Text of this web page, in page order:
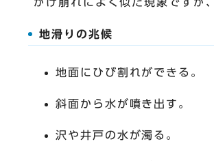
地滑りの兆候
地面にひび割れができる。
斜面から水が噴き出す。
沢や井戸の水が濁る。